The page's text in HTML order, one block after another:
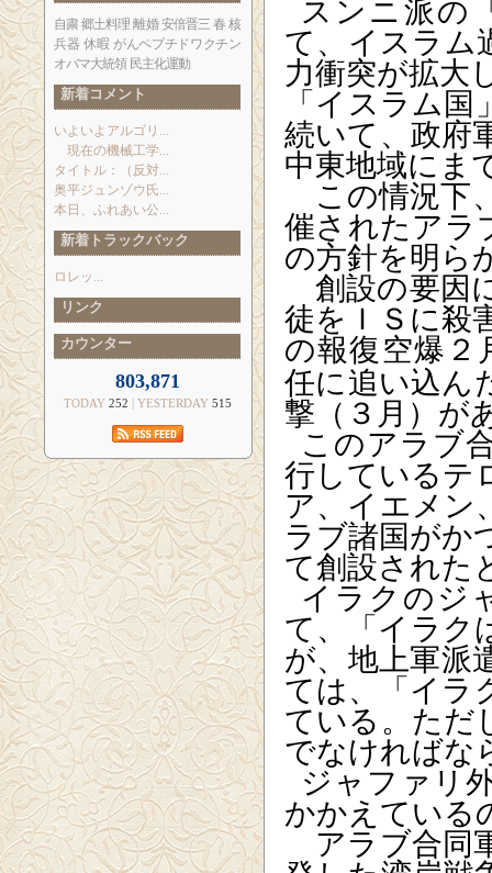
スンニ派の
て、イスラム
力衝突が拡大
「イスラム国
続いて、政府
中東地域にま
この情況下
催されたアラ
の方針を明ら
創設の要因
徒をＩＳに殺
の報復空爆２
任に追い込ん
撃（３月）が
このアラブ
行しているテ
ア、イエメン
ラブ諸国がか
て創設された
イラクのジ
て、「イラク
が、地上軍派
ては、「イラ
ている。ただ
でなければな
ジャファリ
かかえている
アラブ合同
自粛 郷土料理 離婚 安倍晋三 春 核
兵器 休暇 がんペプチドワクチン
オバマ大統領 民主化運動
新着コメント
いよいよアルゴリ...
現在の機械工学...
タイトル：（反対...
奥平ジュンゾウ氏...
本日、ふれあい公...
新着トラックバック
ロレッ...
リンク
カウンター
803,871
TODAY 252 | YESTERDAY 515